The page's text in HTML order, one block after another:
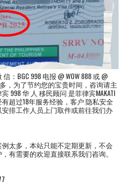
：BGC 998 电报 @ WOW 888 或 @
，为了节约您的宝贵时间，咨询请主
998 华 人 移民顾问 是菲律宾MAKATI
超过18年服务经验，客户 隐私安全
排工作人员上门取件或前往我们办
太多，本站只能不定期更新，不会
有需要的欢迎直接联系我们咨询。